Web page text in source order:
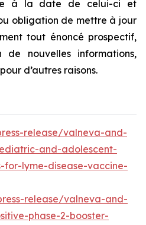
à la date de celui-ci et
obligation de mettre à jour
tout énoncé prospectif,
nouvelles informations,
d’autres raisons.
release/valneva-and-
and-adolescent-
for-lyme-disease-vaccine-
release/valneva-and-
phase-2-booster-